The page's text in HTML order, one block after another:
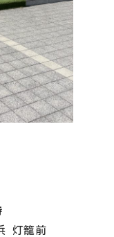
灯籠前